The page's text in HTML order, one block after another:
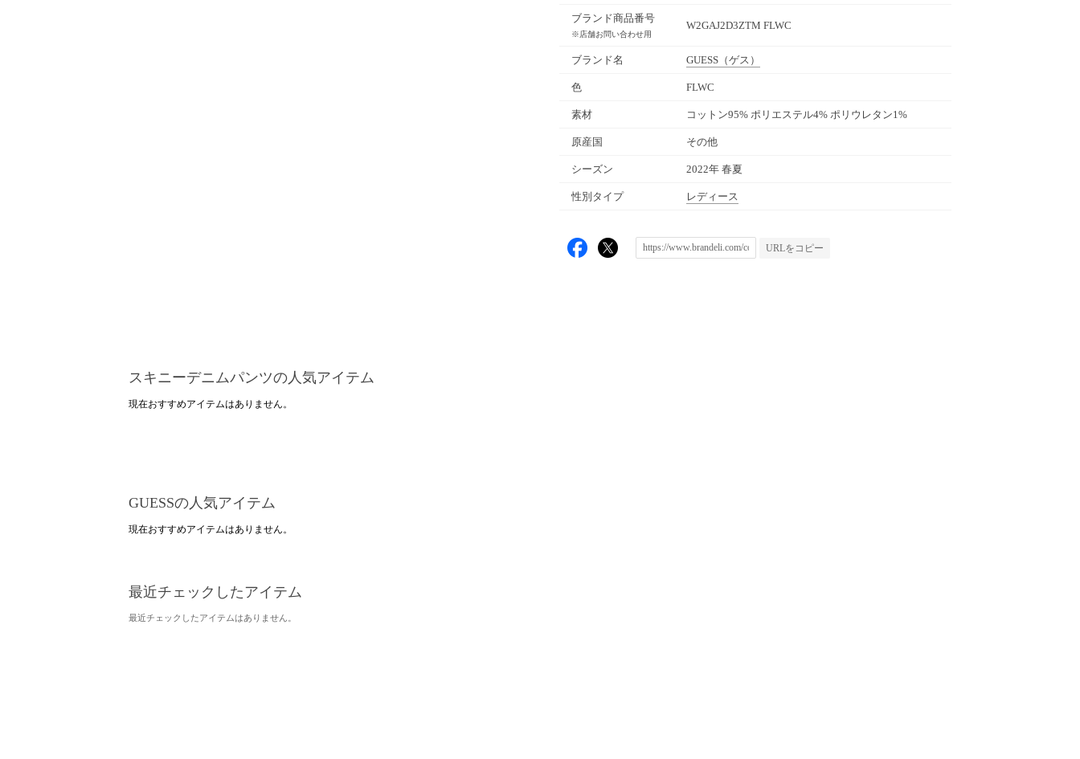
ブランド商品番号
※店舗お問い合わせ用
W2GAJ2D3ZTM FLWC
ブランド名 GUESS （ゲス）
色 FLWC
素材 コットン95% ポリエステル4% ポリウレタン1%
原産国 その他
シーズン 2022年 春夏
性別タイプ レディース
URLをコピー
スキニーデニムパンツの人気アイテム
現在おすすめアイテムはありません。
GUESSの人気アイテム
現在おすすめアイテムはありません。
最近チェックしたアイテム
最近チェックしたアイテムはありません。